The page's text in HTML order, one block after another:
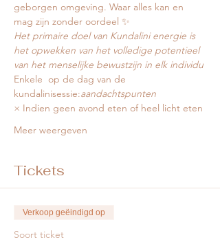
geborgen omgeving. Waar alles kan en
mag zijn zonder oordeel ✨
Het primaire doel van Kundalini energie is
het opwekken van het volledige potentieel
van het menselijke bewustzijn in elk individu
Enkele op de dag van de
kundalinisessie:aandachtspunten
× Indien geen avond eten of heel licht eten
Meer weergeven
Tickets
Verkoop geëindigd op
Soort ticket